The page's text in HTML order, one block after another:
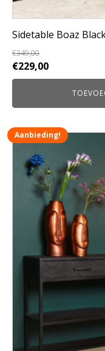
Sidetable Boaz
€349,00
Oorspronkelijke
prijs
€349,00.
€229,00Huidige
prijs
€229,00.
Aanbieding!